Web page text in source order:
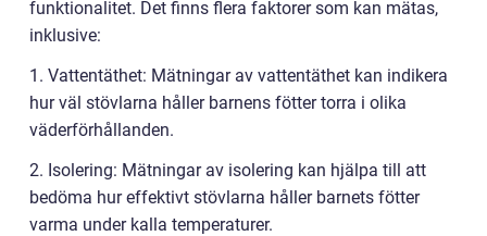
funktionalitet. Det finns flera faktorer som kan mätas,
inklusive:
1. Vattentäthet: Mätningar av vattentäthet kan indikera
hur väl stövlarna håller barnens fötter torra i olika
väderförhållanden.
2. Isolering: Mätningar av isolering kan hjälpa till att
bedöma hur effektivt stövlarna håller barnets fötter
varma under kalla temperaturer.